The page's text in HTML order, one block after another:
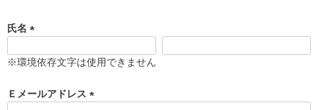
氏名
必
)
※環境依存文字は使用できません
Ｅメールアドレス